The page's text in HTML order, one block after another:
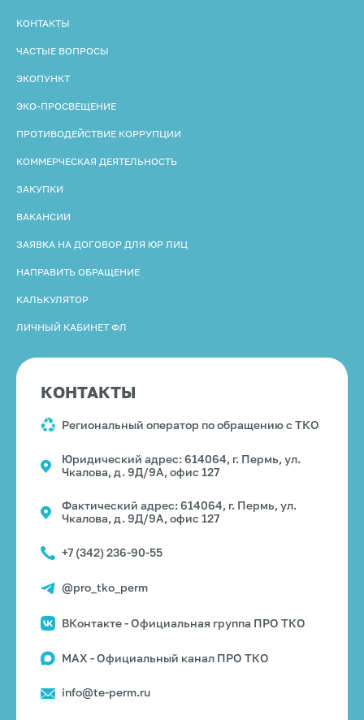
КОНТАКТЫ
ЧАСТЫЕ ВОПРОСЫ
ЭКОПУНКТ
ЭКО-ПРОСВЕЩЕНИЕ
ПРОТИВОДЕЙСТВИЕ КОРРУПЦИИ
КОММЕРЧЕСКАЯ ДЕЯТЕЛЬНОСТЬ
ЗАКУПКИ
ВАКАНСИИ
ЗАЯВКА НА ДОГОВОР ДЛЯ ЮР ЛИЦ
НАПРАВИТЬ ОБРАЩЕНИЕ
КАЛЬКУЛЯТОР
ЛИЧНЫЙ КАБИНЕТ ФЛ
КОНТАКТЫ
Региональный оператор по обращению с ТКО
Юридический адрес: 614064, г. Пермь, ул.
Чкалова, д. 9Д/9А, офис 127
Фактический адрес: 614064, г. Пермь, ул.
Чкалова, д. 9Д/9А, офис 127
+7 (342) 236-90-55
@pro_tko_perm
ВКонтакте - Официальная группа ПРО ТКО
MAX - Официальный канал ПРО ТКО
info@te-perm.ru